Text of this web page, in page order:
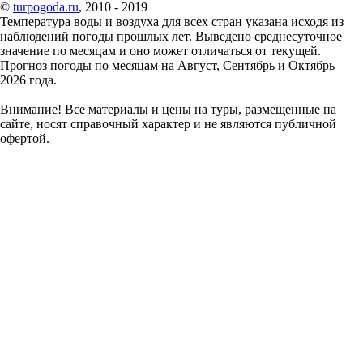
© turpogoda.ru, 2010 - 2019
Температура воды и воздуха для всех стран указана исходя из
наблюдений погоды прошлых лет. Выведено среднесуточное
значение по месяцам и оно может отличаться от текущей.
Прогноз погоды по месяцам на Август, Сентябрь и Октябрь
2026 года.
Внимание! Все материалы и цены на туры, размещенные на
сайте, носят справочный характер и не являются публичной
офертой.